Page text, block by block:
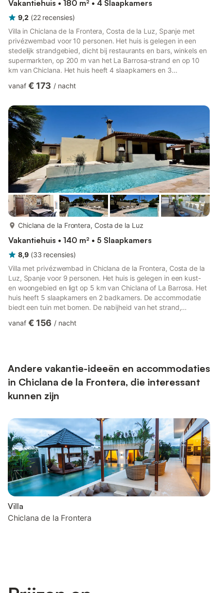
Vakantiehuis • 180 m² • 4 Slaapkamers
9,2 (22 recensies)
Villa in Chiclana de la Frontera, Costa de la Luz, Spanje met
privézwembad voor 10 personen. Het huis is gelegen in een
stedelijk strandgebied, dicht bij restaurants en bars, winkels en
supermarkten, op 200 m van het La Barrosa-strand en op 10
km van Chiclana. Het huis heeft 4 slaapkamers en 3
nabijheid van het strand, winkelgelegenheden, sportactiviteiten,
bezienswaardigheden en cultuur maakt dit een fijne villa om uw
vakantie in Spanje met familie of vrienden door te brengen.
Interieu...
vanaf € 173 / nacht
Chiclana de la Frontera, Costa de la Luz
Vakantiehuis • 140 m² • 5 Slaapkamers
8,9 (33 recensies)
Villa met privézwembad in Chiclana de la Frontera, Costa de la
Luz, Spanje voor 9 personen. Het huis is gelegen in een kust-
en woongebied en ligt op 5 km van Chiclana of La Barrosa. Het
huis heeft 5 slaapkamers en 2 badkamers. De accommodatie
biedt een tuin met bomen. De nabijheid van het strand,
bezoeken, bezienswaardigheden en cultuur maakt dit een
2 badka...
vanaf € 156 / nacht
Andere vakantie-ideeën en accommodaties
in Chiclana de la Frontera, die interessant
kunnen zijn
Villa
Chiclana de la Frontera